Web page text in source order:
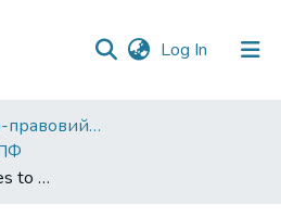
Log In (current)
04. Економіко-правовий факультет
Theoretical approaches to determining the efficiency of public finances